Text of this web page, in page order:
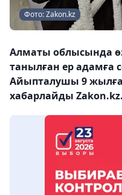
Фото: Zakon.kz
Алматы облысында өз
танылған ер адамға
Айыпталушы 9 жылға
хабарлайды Zakon.kz.